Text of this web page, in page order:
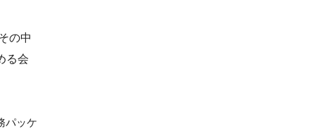
の中
る会
パッケ